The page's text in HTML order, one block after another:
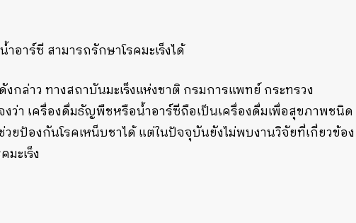
าร์ซี สามารถรักษาโรคมะเร็งได้
กล่าว ทางสถาบันมะเร็งแห่งชาติ กรมการแพทย์ กระทรวง
ว่า เครื่องดื่มธัญพืชหรือน้ำอาร์ซีถือเป็นเครื่องดื่มเพื่อสุขภาพชนิด
ยป้องกันโรคเหน็บชาได้ แต่ในปัจจุบันยังไม่พบงานวิจัยที่เกี่ยวข้อง
ะเร็ง